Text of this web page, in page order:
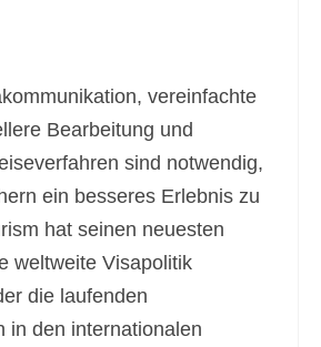
vereinfachte
Bearbeitung und
sind notwendig,
ein besseres Erlebnis zu
hat seinen neuesten
weltweite Visapolitik
die laufenden
in den internationalen